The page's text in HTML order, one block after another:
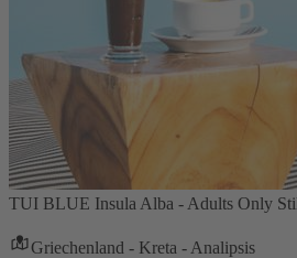
TUI BLUE Insula Alba - Adults Only
Griechenland - Kreta - Analipsis